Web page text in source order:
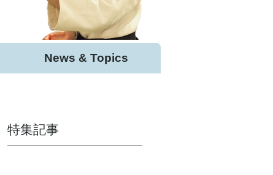
News & Topics
特集記事